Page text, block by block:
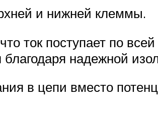
и нижней клеммы.
ток поступает по
надежной
в цепи вместо